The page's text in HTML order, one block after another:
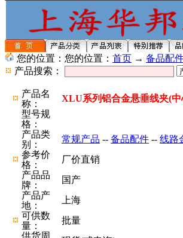
您的位置：您的位置： 首页 → 备品配
产品搜索：
产品名
称：
XLU系列铝合金悬垂线夹(中
型号规
格：
产品类
别：
常规产品 -- 备品配件 -- 线路
参考价
格：
厂价直销
产品品
牌：
国产
产品产
地：
上海
可供数
量：
批量
供货周